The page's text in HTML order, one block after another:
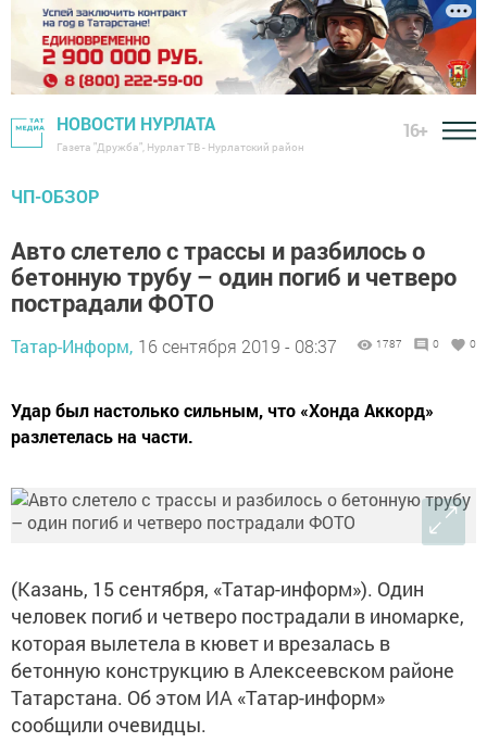
НОВОСТИ НУРЛАТА
Газета "Дружба", Нурлат ТВ - Нурлатский район
16+
ЧП-ОБЗОР
Авто слетело с трассы и разбилось о
бетонную трубу – один погиб и четверо
пострадали ФОТО
Татар-Информ, 16 сентября 2019 - 08:37 1787 0 0
Удар был настолько сильным, что «Хонда Аккорд»
разлетелась на части.
(Казань, 15 сентября, «Татар-информ»). Один
человек погиб и четверо пострадали в иномарке,
которая вылетела в кювет и врезалась в
бетонную конструкцию в Алексеевском районе
Татарстана. Об этом ИА «Татар-информ»
сообщили очевидцы.